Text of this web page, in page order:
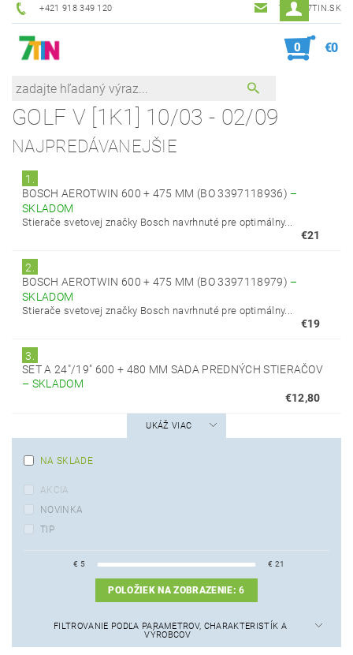
+421 918 349 120 7TIN@7TIN.SK
0 €0
GOLF V [1K1] 10/03 - 02/09
NAJPREDÁVANEJŠIE
1.
BOSCH AEROTWIN 600 + 475 MM (BO 3397118936) –
SKLADOM
Stierače svetovej značky Bosch navrhnuté pre optimálny...
€21
2.
BOSCH AEROTWIN 600 + 475 MM (BO 3397118979) –
SKLADOM
Stierače svetovej značky Bosch navrhnuté pre optimálny...
€19
3.
SET A 24"/19" 600 + 480 MM SADA PREDNÝCH STIERAČOV
– SKLADOM
€12,80
UKÁŽ VIAC
NA SKLADE
AKCIA
NOVINKA
TIP
€ 5 € 21
POLOŽIEK NA ZOBRAZENIE:6
FILTROVANIE PODĽA PARAMETROV, CHARAKTERISTÍK A
VÝROBCOV